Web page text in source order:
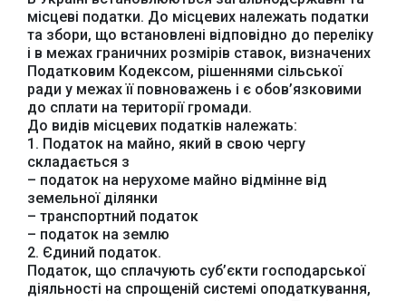
місцеві податки. До місцевих належать податки
та збори, що встановлені відповідно до переліку
і в межах граничних розмірів ставок, визначених
Податковим Кодексом, рішеннями сільської
ради у межах її повноважень і є обов’язковими
до сплати на території громади.
До видів місцевих податків належать:
1. Податок на майно, який в свою чергу
складається з
– податок на нерухоме майно відмінне від
земельної ділянки
– транспортний податок
– податок на землю
2. Єдиний податок.
Податок, що сплачують суб’єкти господарської
діяльності на спрощеній системі оподаткування,